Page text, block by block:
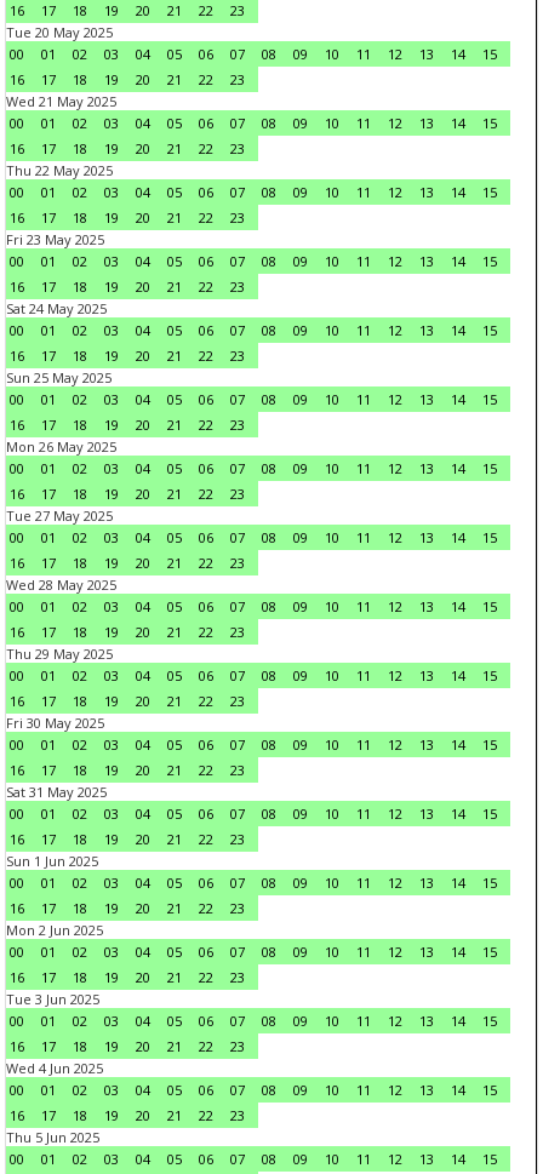
16
17 18 19 20 21 22
23
Tue 20 May 2025
00
01 02 03 04 05 06 07 08 09 10 11 12 13 14
15
16
17 18 19 20 21 22
23
Wed 21 May 2025
00
01 02 03 04 05 06 07 08 09 10 11 12 13 14
15
16
17 18 19 20 21 22
23
Thu 22 May 2025
00
01 02 03 04 05 06 07 08 09 10 11 12 13 14
15
16
17 18 19 20 21 22
23
Fri 23 May 2025
00
01 02 03 04 05 06 07 08 09 10 11 12 13 14
15
16
17 18 19 20 21 22
23
Sat 24 May 2025
00
01 02 03 04 05 06 07 08 09 10 11 12 13 14
15
16
17 18 19 20 21 22
23
Sun 25 May 2025
00
01 02 03 04 05 06 07 08 09 10 11 12 13 14
15
16
17 18 19 20 21 22
23
Mon 26 May 2025
00
01 02 03 04 05 06 07 08 09 10 11 12 13 14
15
16
17 18 19 20 21 22
23
Tue 27 May 2025
00
01 02 03 04 05 06 07 08 09 10 11 12 13 14
15
16
17 18 19 20 21 22
23
Wed 28 May 2025
00
01 02 03 04 05 06 07 08 09 10 11 12 13 14
15
16
17 18 19 20 21 22
23
Thu 29 May 2025
00
01 02 03 04 05 06 07 08 09 10 11 12 13 14
15
16
17 18 19 20 21 22
23
Fri 30 May 2025
00
01 02 03 04 05 06 07 08 09 10 11 12 13 14
15
16
17 18 19 20 21 22
23
Sat 31 May 2025
00
01 02 03 04 05 06 07 08 09 10 11 12 13 14
15
16
17 18 19 20 21 22
23
Sun 1 Jun 2025
00
01 02 03 04 05 06 07 08 09 10 11 12 13 14
15
16
17 18 19 20 21 22
23
Mon 2 Jun 2025
00
01 02 03 04 05 06 07 08 09 10 11 12 13 14
15
16
17 18 19 20 21 22
23
Tue 3 Jun 2025
00
01 02 03 04 05 06 07 08 09 10 11 12 13 14
15
16
17 18 19 20 21 22
23
Wed 4 Jun 2025
00
01 02 03 04 05 06 07 08 09 10 11 12 13 14
15
16
17 18 19 20 21 22
23
Thu 5 Jun 2025
00
01 02 03 04 05 06 07 08 09 10 11 12 13 14
15